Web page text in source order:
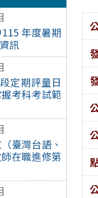
年度暑期
訊
定期評量日
考科考試範
臺灣台語、
在職進修第